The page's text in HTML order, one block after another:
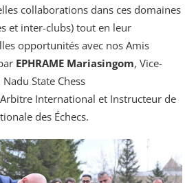
collaborations dans ces domaines
et inter-clubs) tout en leur
opportunités avec nos Amis
EPHRAME Mariasingom, Vice-
State Chess
Arbitre International et Instructeur de
des Échecs.